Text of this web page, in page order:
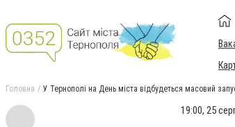
Головна У Тернополі на День міста відбудеться масовий
19:00, 25